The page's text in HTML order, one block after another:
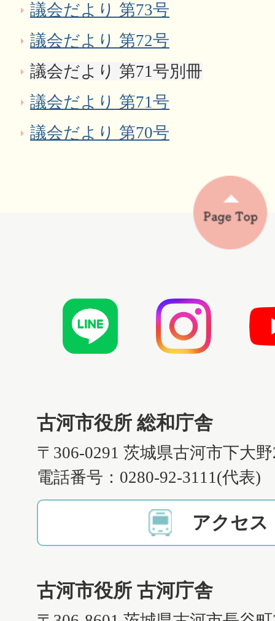
議会だより 第73号
議会だより 第72号
議会だより 第71号別冊
議会だより 第71号
議会だより 第70号
古河市役所 総和庁舎
〒306-0291 茨城県古河市下大
電話番号：0280-92-3111(代表)
アクセス
古河市役所 古河庁舎